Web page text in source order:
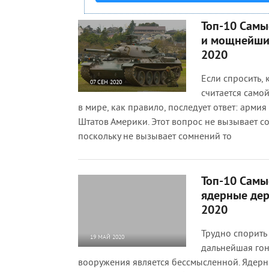
07 СЕН 2020
Топ-10
и
2020
Если спросить,
считается
в мире, как правило, последует ответ:
Штатов Америки. Этот вопрос не вызывает
поскольку не вызывает сомнений то
19 МАЙ 2020
Топ-10
ядерные
2020
Трудно
дальнейшая
вооружения является бессмысленной.